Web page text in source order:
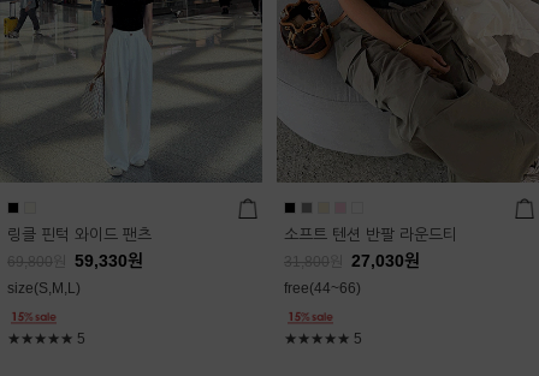
링클 핀턱 와이드 팬츠
69,800 59,330원
size(S,M,L)
★★★★★ 5
소프트 텐션 반팔 라운드티
31,800 27,030원
free(44~66)
★★★★★ 5